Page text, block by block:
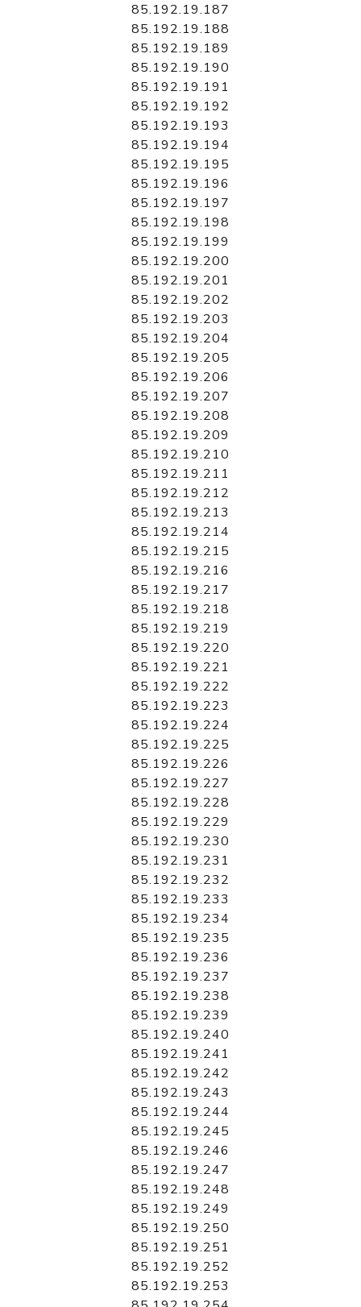
85.192.19.187
85.192.19.188
85.192.19.189
85.192.19.190
85.192.19.191
85.192.19.192
85.192.19.193
85.192.19.194
85.192.19.195
85.192.19.196
85.192.19.197
85.192.19.198
85.192.19.199
85.192.19.200
85.192.19.201
85.192.19.202
85.192.19.203
85.192.19.204
85.192.19.205
85.192.19.206
85.192.19.207
85.192.19.208
85.192.19.209
85.192.19.210
85.192.19.211
85.192.19.212
85.192.19.213
85.192.19.214
85.192.19.215
85.192.19.216
85.192.19.217
85.192.19.218
85.192.19.219
85.192.19.220
85.192.19.221
85.192.19.222
85.192.19.223
85.192.19.224
85.192.19.225
85.192.19.226
85.192.19.227
85.192.19.228
85.192.19.229
85.192.19.230
85.192.19.231
85.192.19.232
85.192.19.233
85.192.19.234
85.192.19.235
85.192.19.236
85.192.19.237
85.192.19.238
85.192.19.239
85.192.19.240
85.192.19.241
85.192.19.242
85.192.19.243
85.192.19.244
85.192.19.245
85.192.19.246
85.192.19.247
85.192.19.248
85.192.19.249
85.192.19.250
85.192.19.251
85.192.19.252
85.192.19.253